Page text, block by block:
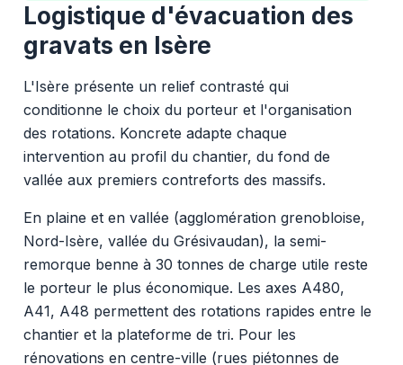
Logistique d'évacuation des
gravats en Isère
L'Isère présente un relief contrasté qui
conditionne le choix du porteur et l'organisation
des rotations. Koncrete adapte chaque
intervention au profil du chantier, du fond de
vallée aux premiers contreforts des massifs.
En plaine et en vallée (agglomération grenobloise,
Nord-Isère, vallée du Grésivaudan), la semi-
remorque benne à 30 tonnes de charge utile reste
le porteur le plus économique. Les axes A480,
A41, A48 permettent des rotations rapides entre le
chantier et la plateforme de tri. Pour les
rénovations en centre-ville (rues piétonnes de